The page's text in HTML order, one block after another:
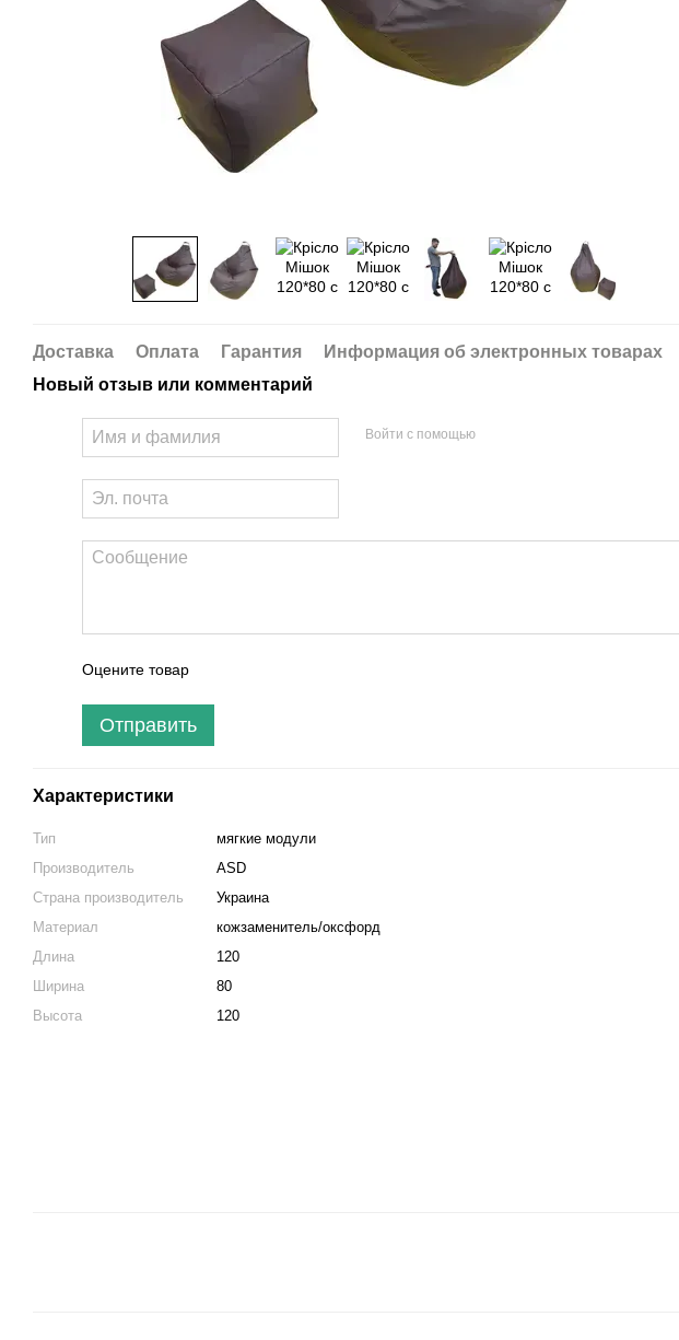
Доставка Оплата Гарантия
Информация об электронных товарах
Новый отзыв или комментарий
Войти с помощью
Оцените товар
Отправить
Характеристики
Тип
мягкие модули
Производитель
ASD
Страна производитель
Украина
Материал
кожзаменитель/оксфорд
Длина
120
Ширина
80
Высота
120